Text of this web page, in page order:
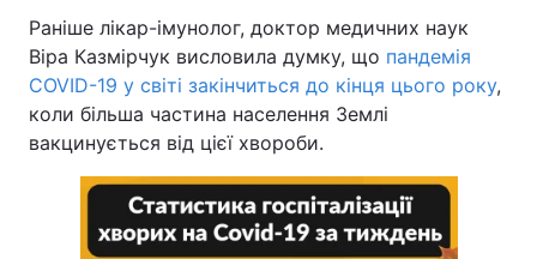
Раніше лікар-імунолог, доктор медичних наук
Віра Казмірчук висловила думку, що пандемія
COVID-19 у світі закінчиться до кінця цього року,
коли більша частина населення Землі
вакцинується від цієї хвороби.